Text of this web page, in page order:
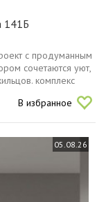
141Б
с продуманным
сочетаются уют,
комплекс
i
В избранное
05.08.26